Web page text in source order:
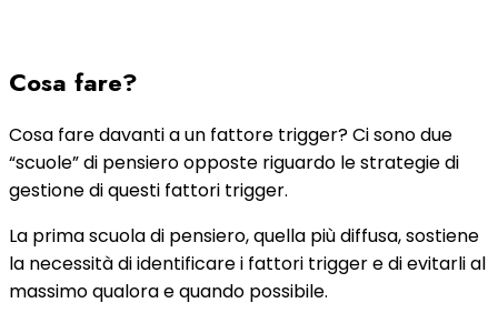
Cosa fare?
Cosa fare davanti a un fattore trigger? Ci sono due
“scuole” di pensiero opposte riguardo le strategie di
gestione di questi fattori trigger.
La prima scuola di pensiero, quella più diffusa, sostiene
la necessità di identificare i fattori trigger e di evitarli al
massimo qualora e quando possibile.